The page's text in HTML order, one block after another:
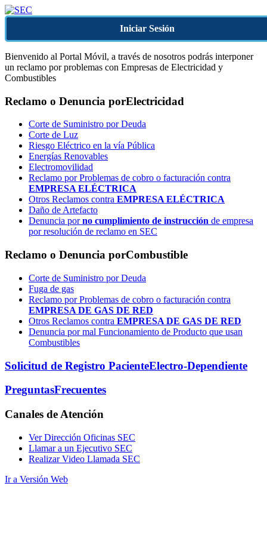
Iniciar Sesión
Bienvenido al Portal Móvil, a través de nosotros podrás interponer
un reclamo por problemas con Empresas de Electricidad y
Combustibles
Reclamo o Denuncia porElectricidad
Corte de Suministro por Deuda
Corte de Luz
Riesgo Eléctrico en la vía Pública
Energías Renovables
Electromovilidad
Reclamo por Problemas de cobro o facturación contra
EMPRESA ELÉCTRICA
Otros Reclamos contra EMPRESA ELÉCTRICA
Daño de Artefacto
Denuncia porno cumplimiento de instrucción de empresa
por resolución de reclamo en SEC
Reclamo o Denuncia porCombustible
Corte de Suministro por Deuda
Fuga de gas
Reclamo por Problemas de cobro o facturación contra
EMPRESA DE GAS DE RED
Otros Reclamos contra EMPRESA DE GAS DE RED
Denuncia por mal Funcionamiento de Producto que usan
Combustibles
Solicitud de Registro PacienteElectro-Dependiente
PreguntasFrecuentes
Canales de Atención
Ver Dirección Oficinas SEC
Llamar a un Ejecutivo SEC
Realizar Video Llamada SEC
Ir a Versión Web